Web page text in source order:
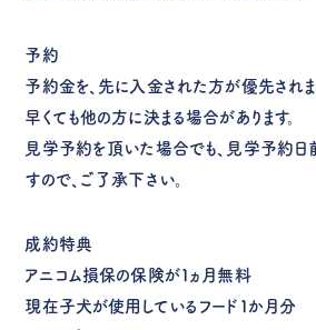
予約
予約金を、先に入金された方が優先され
早くても他の方に決まる場合があります。
見学予約を頂いた場合でも、見学予約日
すので、ご了承下さい。
成約特典
アニコム損保の保険が１ヵ月無料
現在子犬が使用しているフード１か月分